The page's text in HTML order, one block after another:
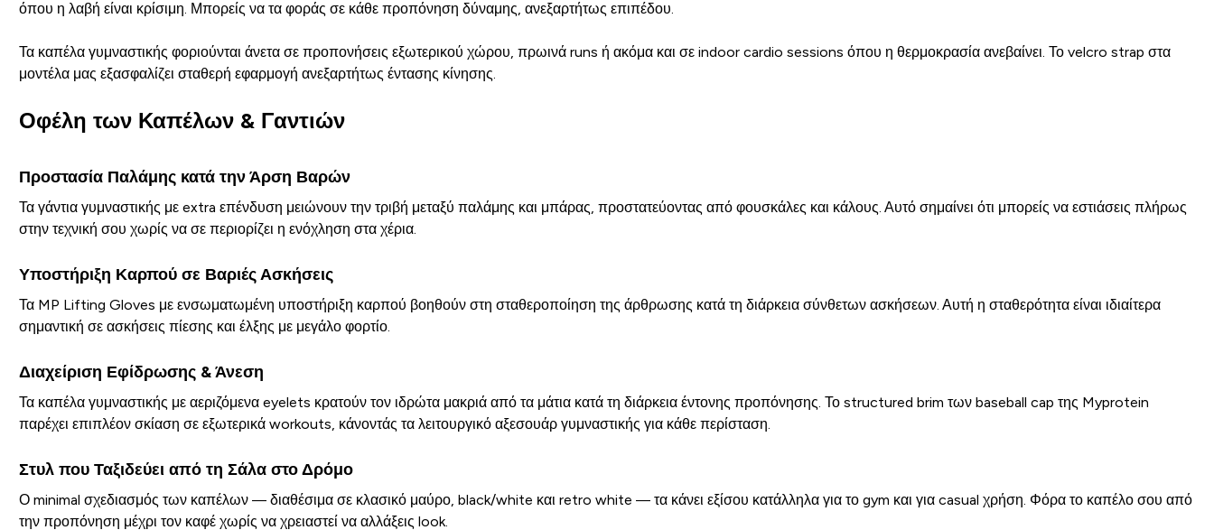
όπου η λαβή είναι κρίσιμη. Μπορείς να τα φοράς σε κάθε προπόνηση δύναμης, ανεξαρτήτως επιπέδου.
Τα καπέλα γυμναστικής φοριούνται άνετα σε προπονήσεις εξωτερικού χώρου, πρωινά runs ή ακόμα και σε indoor cardio sessions όπου η θερμοκρασία ανεβαίνει. Το velcro strap στα
μοντέλα μας εξασφαλίζει σταθερή εφαρμογή ανεξαρτήτως έντασης κίνησης.
Οφέλη των Καπέλων & Γαντιών
Προστασία Παλάμης κατά την Άρση Βαρών
Τα γάντια γυμναστικής με extra επένδυση μειώνουν την τριβή μεταξύ παλάμης και μπάρας, προστατεύοντας από φουσκάλες και κάλους. Αυτό σημαίνει ότι μπορείς να εστιάσεις πλήρως
στην τεχνική σου χωρίς να σε περιορίζει η ενόχληση στα χέρια.
Υποστήριξη Καρπού σε Βαριές Ασκήσεις
Τα MP Lifting Gloves με ενσωματωμένη υποστήριξη καρπού βοηθούν στη σταθεροποίηση της άρθρωσης κατά τη διάρκεια σύνθετων ασκήσεων. Αυτή η σταθερότητα είναι ιδιαίτερα
σημαντική σε ασκήσεις πίεσης και έλξης με μεγάλο φορτίο.
Διαχείριση Εφίδρωσης & Άνεση
Τα καπέλα γυμναστικής με αεριζόμενα eyelets κρατούν τον ιδρώτα μακριά από τα μάτια κατά τη διάρκεια έντονης προπόνησης. Το structured brim των baseball cap της Myprotein
παρέχει επιπλέον σκίαση σε εξωτερικά workouts, κάνοντάς τα λειτουργικό αξεσουάρ γυμναστικής για κάθε περίσταση.
Στυλ που Ταξιδεύει από τη Σάλα στο Δρόμο
Ο minimal σχεδιασμός των καπέλων — διαθέσιμα σε κλασικό μαύρο, black/white και retro white — τα κάνει εξίσου κατάλληλα για το gym και για casual χρήση. Φόρα το καπέλο σου από
την προπόνηση μέχρι τον καφέ χωρίς να χρειαστεί να αλλάξεις look.